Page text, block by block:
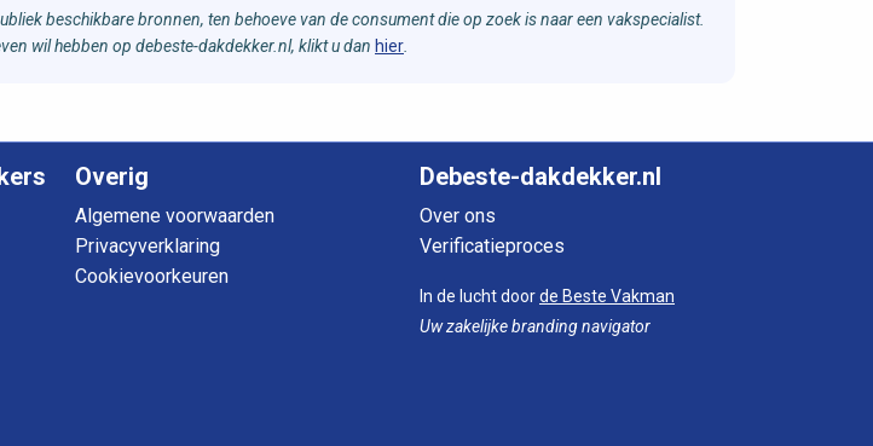
beschikbare bronnen, ten behoeve van de consument die op zoek is naar een vakspecialist.
wil hebben op debeste-dakdekker.nl, klikt u dan hier
Overig
Algemene voorwaarden
Privacyverklaring
Cookievoorkeuren
Debeste-dakdekker.nl
Over ons
Verificatieproces
In de lucht doorde Beste Vakman
Uw zakelijke branding navigator